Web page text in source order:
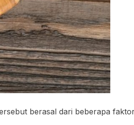
berasal dari beberapa